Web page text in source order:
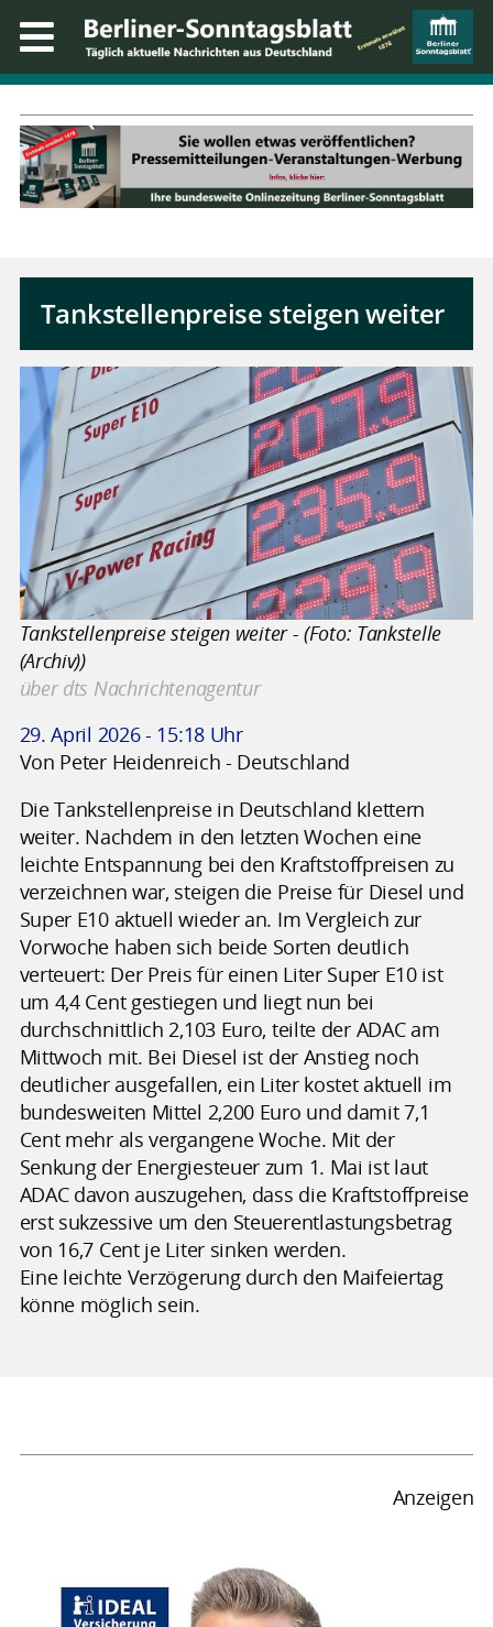
Tankstellenpreise steigen weiter
Tankstellenpreise steigen weiter - (Foto: Tankstelle
(Archiv))
über dts Nachrichtenagentur
29. April 2026 - 15:18 Uhr
Von Peter Heidenreich - Deutschland
Die Tankstellenpreise in Deutschland klettern
weiter. Nachdem in den letzten Wochen eine
leichte Entspannung bei den Kraftstoffpreisen zu
verzeichnen war, steigen die Preise für Diesel und
Super E10 aktuell wieder an. Im Vergleich zur
Vorwoche haben sich beide Sorten deutlich
verteuert: Der Preis für einen Liter Super E10 ist
um 4,4 Cent gestiegen und liegt nun bei
durchschnittlich 2,103 Euro, teilte der ADAC am
Mittwoch mit. Bei Diesel ist der Anstieg noch
deutlicher ausgefallen, ein Liter kostet aktuell im
bundesweiten Mittel 2,200 Euro und damit 7,1
Cent mehr als vergangene Woche. Mit der
Senkung der Energiesteuer zum 1. Mai ist laut
ADAC davon auszugehen, dass die Kraftstoffpreise
erst sukzessive um den Steuerentlastungsbetrag
von 16,7 Cent je Liter sinken werden.
Eine leichte Verzögerung durch den Maifeiertag
könne möglich sein.
Anzeigen